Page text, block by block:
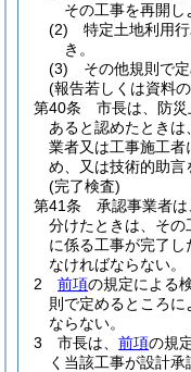
その工事を再開し
(2)
特定土地利用
き。
(3)
その他規則で
(報告若しくは資料
第40条
市長は、防
あると認めたとき
業者又は工事施工
め、又は技術的助言
(完了検査)
第41条
承認事業者
分けたときは、その
に係る工事が完了
なければならない。
2
前項の規定による
則で定めるところ
ならない。
3
市長は、 前項の規
く当該工事が設計